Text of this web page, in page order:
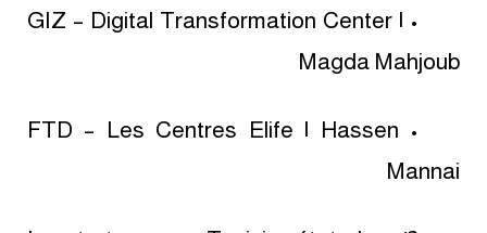
• GIZ – Digital Transformation Center |
Magda Mahjoub
• FTD – Les Centres Elife | Hassen
Mannai